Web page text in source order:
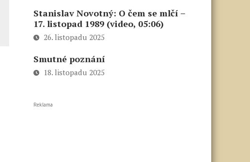
Stanislav Novotný: O čem se mlčí –
17. listopad 1989 (video, 05:06)
26. listopadu 2025
Smutné poznání
18. listopadu 2025
Reklama